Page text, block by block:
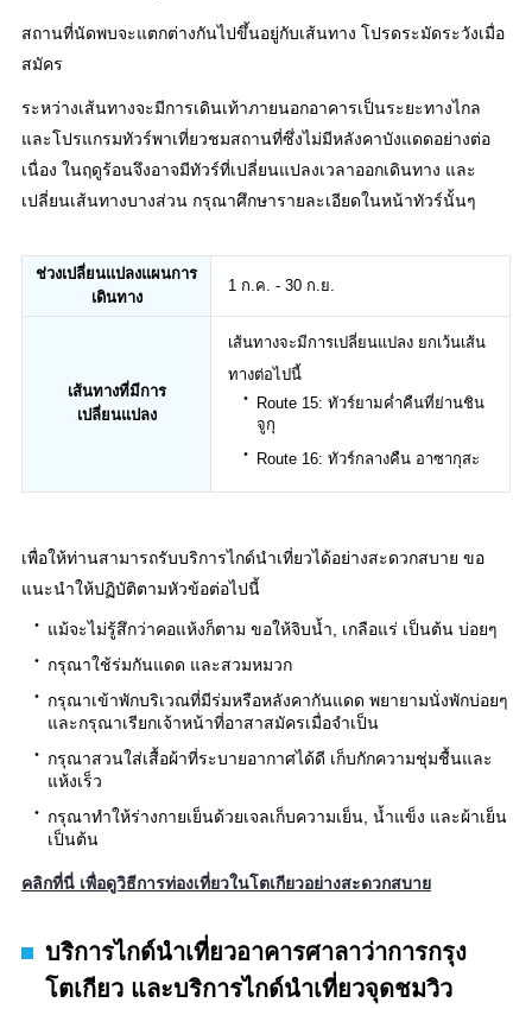
สถานที่นัดพบจะแตกต่างกันไปขึ้นอยู่กับเส้นทาง โปรดระมัดระวังเมื่อ
สมัคร
ระหว่างเส้นทางจะมีการเดินเท้าภายนอกอาคารเป็นระยะทางไกล
และโปรแกรมทัวร์พาเที่ยวชมสถานที่ซึ่งไม่มีหลังคาบังแดดอย่างต่อ
เนื่อง ในฤดูร้อนจึงอาจมีทัวร์ที่เปลี่ยนแปลงเวลาออกเดินทาง และ
เปลี่ยนเส้นทางบางส่วน กรุณาศึกษารายละเอียดในหน้าทัวร์นั้นๆ
ช่วงเปลี่ยนแปลงแผนการ
เดินทาง
1 ก.ค. - 30 ก.ย.
เส้นทางที่มีการ
เปลี่ยนแปลง
เส้นทางจะมีการเปลี่ยนแปลง ยกเว้นเส้น
ทางต่อไปนี้
Route 15: ทัวร์ยามค่ำคืนที่ย่านชิน
จูกุ
Route 16: ทัวร์กลางคืน อาซากุสะ
เพื่อให้ท่านสามารถรับบริการไกด์นำเที่ยวได้อย่างสะดวกสบาย ขอ
แนะนำให้ปฏิบัติตามหัวข้อต่อไปนี้
แม้จะไม่รู้สึกว่าคอแห้งก็ตาม ขอให้จิบน้ำ, เกลือแร่ เป็นต้น บ่อยๆ
กรุณาใช้ร่มกันแดด และสวมหมวก
กรุณาเข้าพักบริเวณที่มีร่มหรือหลังคากันแดด พยายามนั่งพักบ่อยๆ
และกรุณาเรียกเจ้าหน้าที่อาสาสมัครเมื่อจำเป็น
กรุณาสวนใส่เสื้อผ้าที่ระบายอากาศได้ดี เก็บกักความชุ่มชื้นและ
แห้งเร็ว
กรุณาทำให้ร่างกายเย็นด้วยเจลเก็บความเย็น, น้ำแข็ง และผ้าเย็น
เป็นต้น
คลิกที่นี่ เพื่อดูวิธีการท่องเที่ยวในโตเกียวอย่างสะดวกสบาย
บริการไกด์นำเที่ยวอาคารศาลาว่าการกรุง
โตเกียว และบริการไกด์นำเที่ยวจุดชมวิว